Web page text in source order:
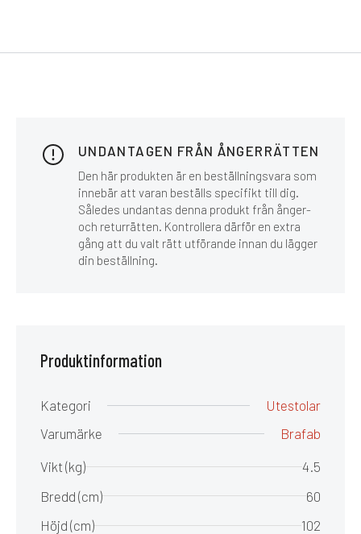
UNDANTAGEN FRÅN ÅNGERRÄTTEN
Den här produkten är en beställningsvara som
innebär att varan beställs specifikt till dig.
Således undantas denna produkt från ånger-
och returrätten. Kontrollera därför en extra
gång att du valt rätt utförande innan du lägger
din beställning.
Produktinformation
Kategori
Utestolar
Varumärke
Brafab
Vikt (kg)
4.5
Bredd (cm)
60
Höjd (cm)
102